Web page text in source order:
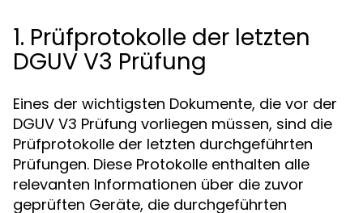
1. Prüfprotokolle der letzten
DGUV V3 Prüfung
Eines der wichtigsten Dokumente, die vor der
DGUV V3 Prüfung vorliegen müssen, sind die
Prüfprotokolle der letzten durchgeführten
Prüfungen. Diese Protokolle enthalten alle
relevanten Informationen über die zuvor
geprüften Geräte, die durchgeführten